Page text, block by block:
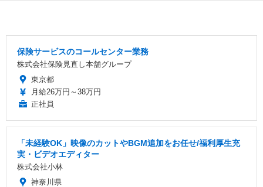
保険サービスのコールセンター業務
株式会社保険見直し本舗グループ
東京都
月給26万円～38万円
正社員
「未経験OK」映像のカットやBGM追加をお任せ/福利厚生充
実・ビデオエディター
株式会社小林
神奈川県